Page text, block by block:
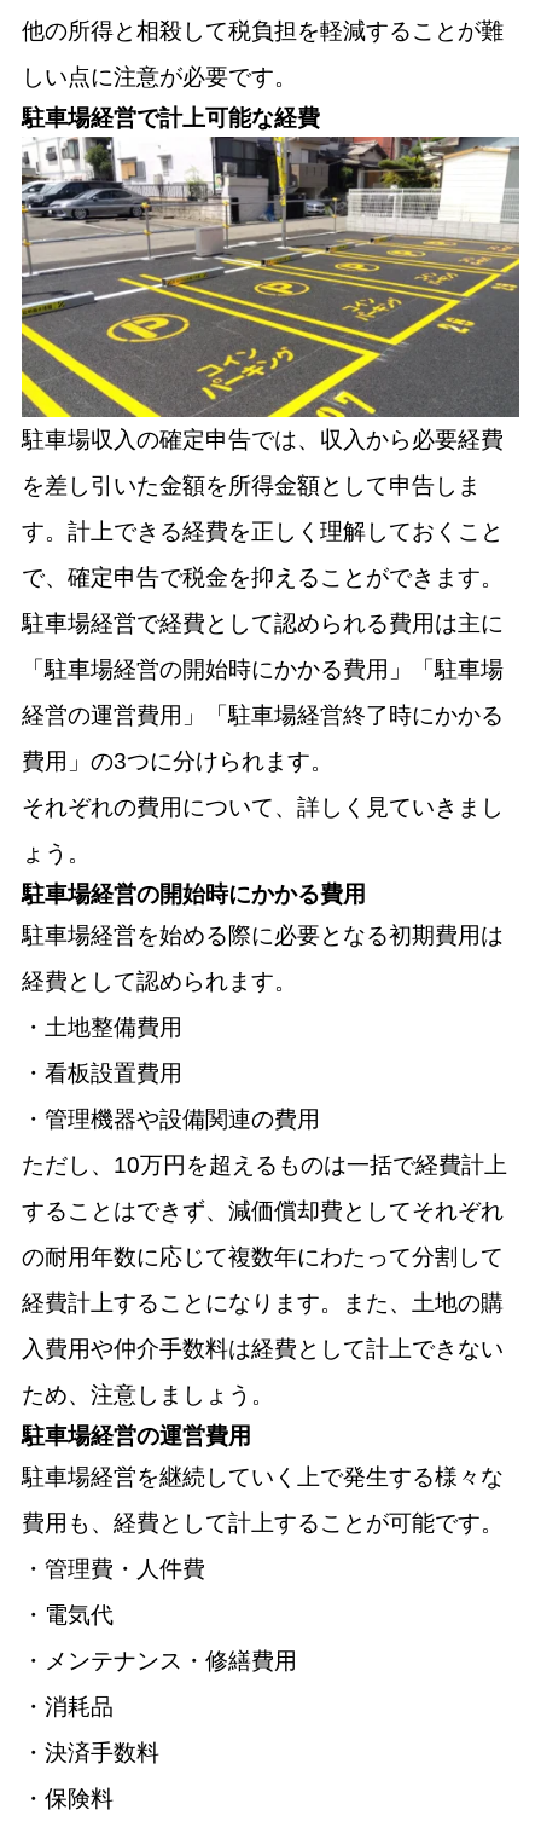
他の所得と相殺して税負担を軽減することが難
しい点に注意が必要です。
駐車場経営で計上可能な経費
駐車場収入の確定申告では、収入から必要経費
を差し引いた金額を所得金額として申告しま
す。計上できる経費を正しく理解しておくこと
で、確定申告で税金を抑えることができます。
駐車場経営で経費として認められる費用は主に
「駐車場経営の開始時にかかる費用」「駐車場
経営の運営費用」「駐車場経営終了時にかかる
費用」の3つに分けられます。
それぞれの費用について、詳しく見ていきまし
ょう。
駐車場経営の開始時にかかる費用
駐車場経営を始める際に必要となる初期費用は
経費として認められます。
・土地整備費用
・看板設置費用
・管理機器や設備関連の費用
ただし、10万円を超えるものは一括で経費計上
することはできず、減価償却費としてそれぞれ
の耐用年数に応じて複数年にわたって分割して
経費計上することになります。また、土地の購
入費用や仲介手数料は経費として計上できない
ため、注意しましょう。
駐車場経営の運営費用
駐車場経営を継続していく上で発生する様々な
費用も、経費として計上することが可能です。
・管理費・人件費
・電気代
・メンテナンス・修繕費用
・消耗品
・決済手数料
・保険料